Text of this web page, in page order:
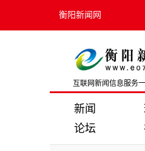
衡阳新闻网
互联网新闻信息服务
新闻
论坛